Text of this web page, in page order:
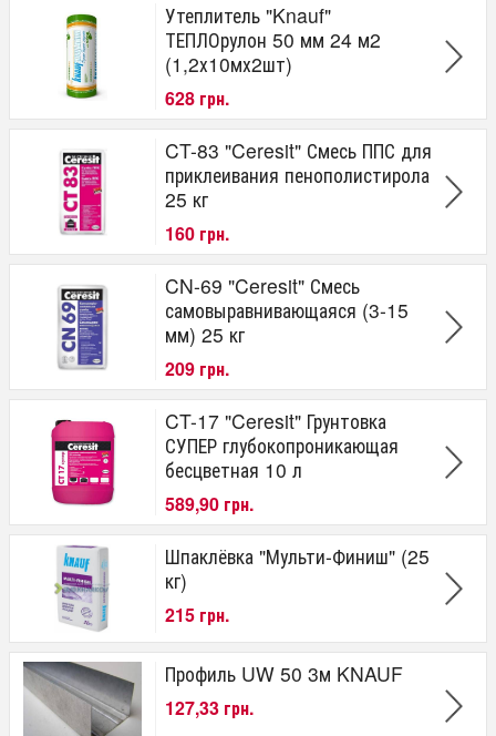
Утеплитель "Knauf"
ТЕПЛОрулон 50 мм 24 м2
(1,2х10мх2шт)
628 грн.
CT-83 "Ceresit" Смесь ППС для
приклеивания пенополистирола
25 кг
160 грн.
CN-69 "Ceresit" Смесь
самовыравнивающаяся (3-15
мм) 25 кг
209 грн.
CT-17 "Ceresit" Грунтовка
СУПЕР глубокопроникающая
бесцветная 10 л
589,90 грн.
Шпаклёвка "Мульти-Финиш" (25
кг)
215 грн.
Профиль UW 50 3м KNAUF
127,33 грн.